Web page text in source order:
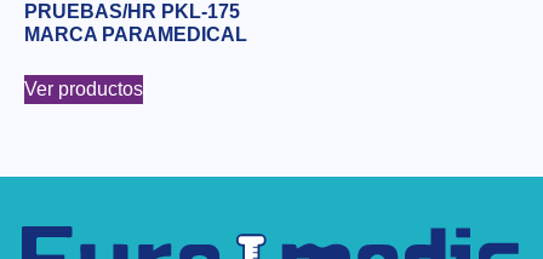
PRUEBAS/HR PKL-175
MARCA PARAMEDICAL
Ver productos